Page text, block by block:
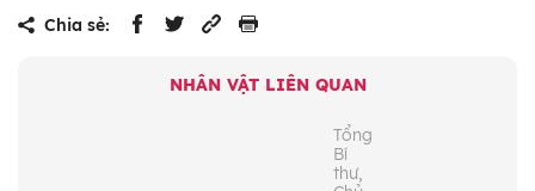
Chia sẻ:
NHÂN VẬT LIÊN QUAN
Tổng
Bí
thư,